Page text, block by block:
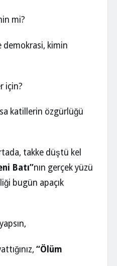
mi?
demokrasi, kimin
için?
katillerin özgürlüğü
takke düştü kel
Batı”nın gerçek yüzü
bugün apaçık
“Ölüm